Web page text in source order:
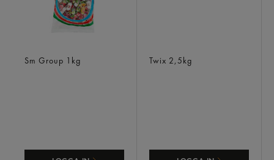
Sm Group 1kg Twix 2,5kg